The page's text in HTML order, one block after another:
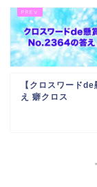
【クロスワード
え 癖クロス